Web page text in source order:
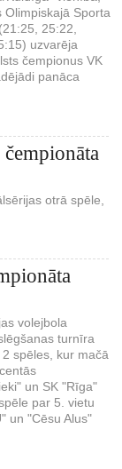
Olimpiskajā Sporta
25:22,
uzvarēja
čempionus VK
panāca
otrā spēle,
volejbola
turnīra
spēles, kur mačā
un SK "Rīga"
par 5. vietu
un "Cēsu Alus"